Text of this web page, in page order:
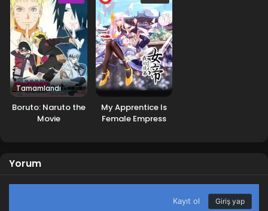
Tamamlandı
Boruto: Naruto the
Movie
My Apprentice Is
Female Empress
Yorum